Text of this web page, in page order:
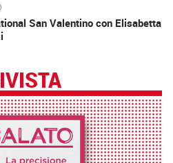
San Valentino con Elisabetta